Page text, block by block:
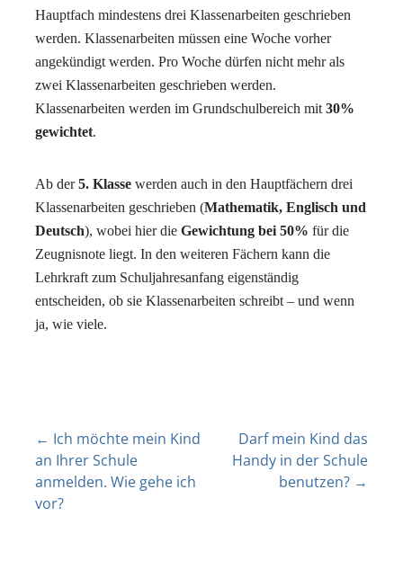
Hauptfach mindestens drei Klassenarbeiten geschrieben
werden. Klassenarbeiten müssen eine Woche vorher
angekündigt werden. Pro Woche dürfen nicht mehr als
zwei Klassenarbeiten geschrieben werden.
Klassenarbeiten werden im Grundschulbereich mit 30%
gewichtet.
Ab der5. Klasse werden auch in den Hauptfächern drei
Klassenarbeiten geschrieben (Mathematik, Englisch und
Deutsch), wobei hier die Gewichtung bei 50% für die
Zeugnisnote liegt. In den weiteren Fächern kann die
Lehrkraft zum Schuljahresanfang eigenständig
entscheiden, ob sie Klassenarbeiten schreibt – und wenn
ja, wie viele.
← Ich möchte mein Kind
an Ihrer Schule
anmelden. Wie gehe ich
vor?
Darf mein Kind das
Handy in der Schule
benutzen? →